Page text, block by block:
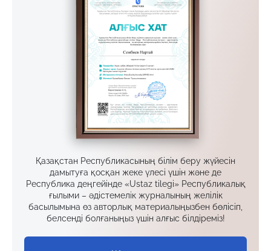
Қазақстан Республикасының білім беру жүйесін
дамытуға қосқан жеке үлесі үшін және де
Республика деңгейінде «Ustaz tilegi» Республикалық
ғылыми – әдістемелік журналының желілік
басылымына өз авторлық материалыңызбен бөлісіп,
белсенді болғаныңыз үшін алғыс білдіреміз!